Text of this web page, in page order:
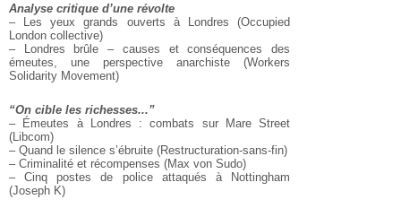
Analyse critique d’une révolte
– Les yeux grands ouverts à Londres (Occupied
London collective)
– Londres brûle – causes et conséquences des
émeutes, une perspective anarchiste (Workers
Solidarity Movement)
“On cible les richesses...”
– Émeutes à Londres : combats sur Mare Street
(Libcom)
– Quand le silence s’ébruite (Restructuration-sans-fin)
– Criminalité et récompenses (Max von Sudo)
– Cinq postes de police attaqués à Nottingham
(Joseph K)